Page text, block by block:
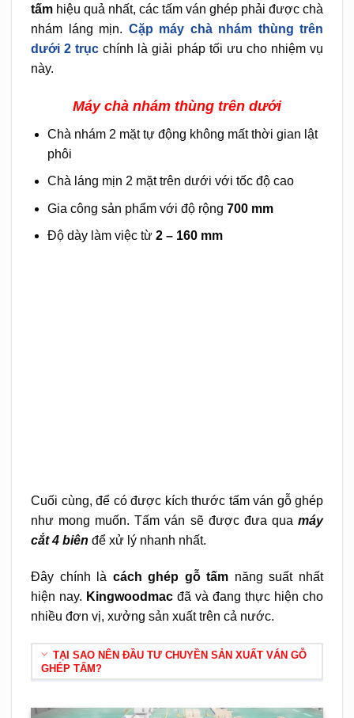
tấm hiệu quả nhất, các tấm ván ghép phải được chà
nhám láng mịn. Cặp máy chà nhám thùng trên
dưới 2 trục chính là giải pháp tối ưu cho nhiệm vụ
này.
Máy chà nhám thùng trên dưới
Chà nhám 2 mặt tự động không mất thời gian lật
phôi
Chà láng mịn 2 mặt trên dưới với tốc độ cao
Gia công sản phẩm với độ rộng 700 mm
Độ dày làm việc từ 2 – 160 mm
Cuối cùng, để có được kích thước tấm ván gỗ ghép
như mong muốn. Tấm ván sẽ được đưa qua máy
cắt 4 biên để xử lý nhanh nhất.
Đây chính là cách ghép gỗ tấm năng suất nhất
hiện nay. Kingwoodmac đã và đang thực hiện cho
nhiều đơn vị, xưởng sản xuất trên cả nước.
TẠI SAO NÊN ĐẦU TƯ CHUYỀN SẢN XUẤT VÁN GỖ
GHÉP TẤM?